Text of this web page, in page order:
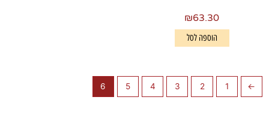
₪63.30
הוספה לסל
→
1
2
3
4
5
6